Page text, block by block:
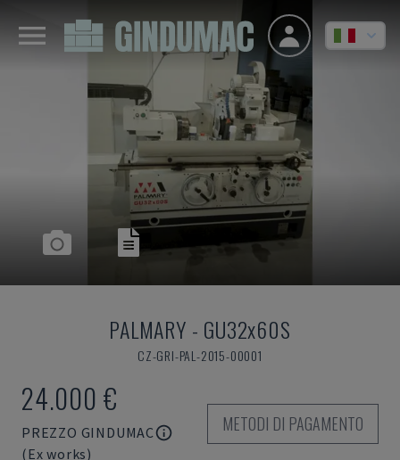
PALMARY - GU32x60S
CZ-GRI-PAL-2015-00001
24.000 €
PREZZO GINDUMAC
(Ex works)
METODI DI PAGAMENTO